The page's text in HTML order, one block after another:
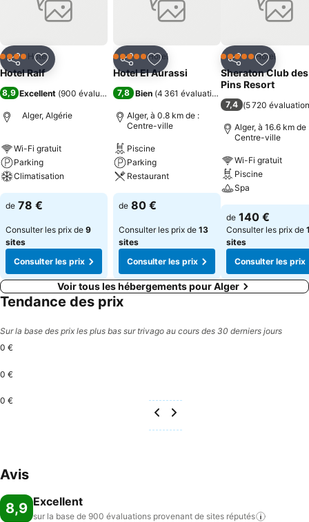
PartagerAjouter à mes favoris
4 ÉtoilesHôtel
Hotel Ralf
8,9 Excellent (900 évaluations)
Alger, Algérie
Wi-Fi gratuit
Parking
Climatisation
de 78 €
Consulter les prix de 9
sites
Consulter les prix
PartagerAjouter à mes favoris
5 Étoiles Hôtel
Hotel El Aurassi
7,8 Bien (4 361 évaluations
Alger, à 0.8 km de :
Centre-ville
Piscine
Parking
Restaurant
de 80 €
Consulter les prix de 13
sites
Consulter les prix
PartagerAjouter
5 Étoiles Hôtel
Sheraton Club des
Pins Resort
7,4 (5 720
Alger, à 16.6 km de
Centre-ville
Wi-Fi gratuit
Piscine
Spa
de 140 €
Consulter les prix de
sites
Consulter les prix
Voir tous les hébergements pour Alger
Tendance des prix
Sur la base des prix les plus bas sur trivago au cours des 30 derniers jours
0 €
0 €
0 €
Avis
8,9 Excellent
sur la base de 900 évaluations provenant de sites réputés